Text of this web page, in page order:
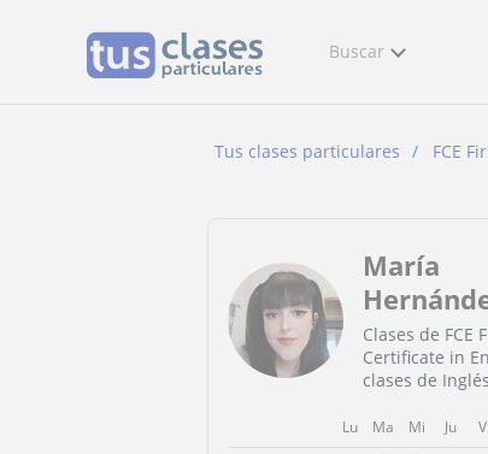
Buscar
Tus clases particulares FCE
María
Clases de FCE
Certificate in
clases de Inglés
Lu Ma Mi Ju Vi